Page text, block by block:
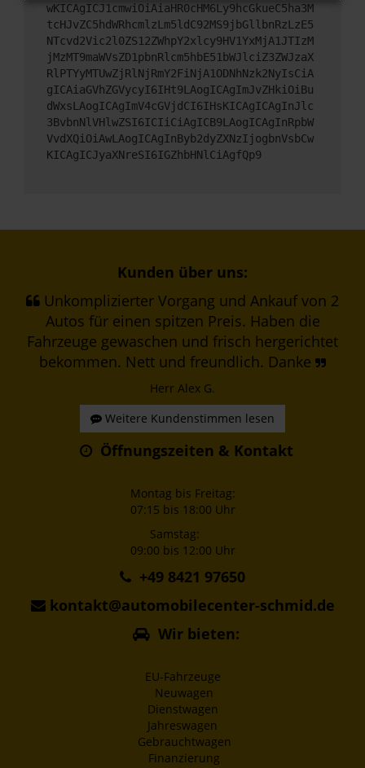
wKICAgICJ1cmwiOiAiaHR0cHM6Ly9hcGkueC5ha3M
tcHJvZC5hdWRhcmlzLm5ldC92MS9jbGllbnRzLzE5
NTcvd2Vic2l0ZS12ZWhpY2xlcy9HV1YxMjA1JTIzM
jMzMT9maWVsZD1pbnRlcm5hbE51bWJlciZ3ZWJzaX
RlPTYyMTUwZjRlNjRmY2FiNjA1ODNhNzk2NyIsCiA
gICAiaGVhZGVycyI6IHt9LAogICAgImJvZHkiOiBu
dWxsLAogICAgImV4cGVjdCI6IHsKICAgICAgInJlc
3BvbnNlVHlwZSI6ICIiCiAgICB9LAogICAgInRpbW
VvdXQiOiAwLAogICAgInByb2dyZXNzIjogbnVsbCw
KICAgICJyaXNreSI6IGZhbHNlCiAgfQp9
Kunden über uns:
Unkomplizierter Vorgang und Ankauf von 2
Autos für einen spitzen Preis. Haben die
Fahrzeuge gewaschen und frisch hergerichtet
bekommen. Nett und freundlich. Danke
Herr Alex G.
Weitere Kundenstimmen lesen
Öffnungszeiten & Kontakt
Montag bis Freitag:
07:15 bis 18:00 Uhr
Samstag:
09:00 bis 12:00 Uhr
+49 8421 97650
kontakt@automobilecenter-schmid.de
Wir bieten:
EU-Fahrzeuge
Neuwagen
Dienstwagen
Jahreswagen
Gebrauchtwagen
Finanzierung